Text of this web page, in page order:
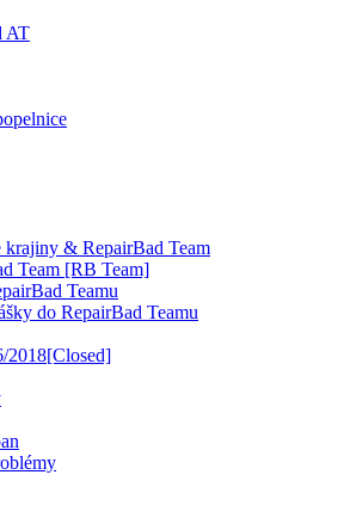
AT
& RepairBad Team
[RB Team]
Teamu
RepairBad Teamu